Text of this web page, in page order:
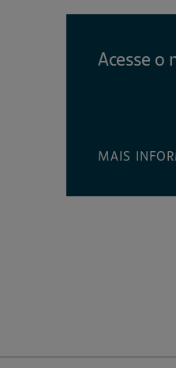
Acesse o
MAIS